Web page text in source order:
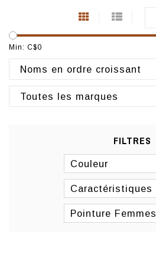
Min: C$0
Noms en ordre croissant
Toutes les marques
FILTRES
Couleur
Caractéristiques
Pointure Femmes